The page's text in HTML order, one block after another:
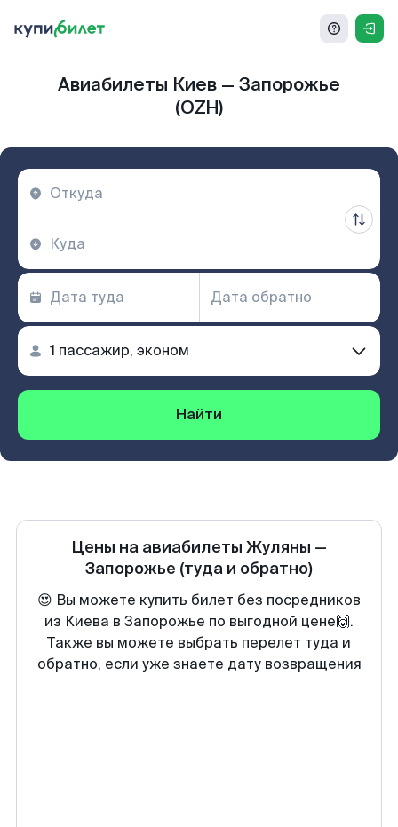
Авиабилеты Киев — Запорожье
(OZH)
Найти
Цены на авиабилеты Жуляны —
Запорожье (туда и обратно)
😍 Вы можете купить билет без посредников
из Киева в Запорожье по выгодной цене🙌.
Также вы можете выбрать перелет туда и
обратно, если уже знаете дату возвращения